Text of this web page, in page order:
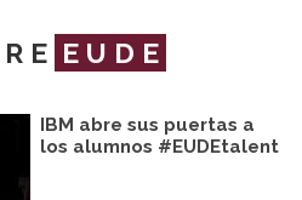
EUDE
IBM abre sus puertas a
los alumnos #EUDEtalent